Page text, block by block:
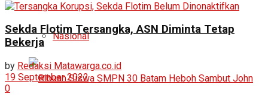
Nasional
Sekda Flotim Tersangka, ASN Diminta Tetap
Bekerja
by Redaksi Matawarga.co.id
19 September 2022
0